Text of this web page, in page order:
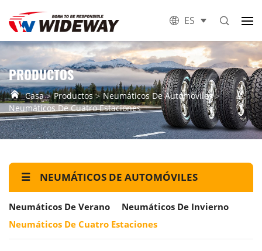
ES
PRODUCTOS
Casa Productos
Neumáticos De Automóviles
Neumáticos De Cuatro Estaciones
NEUMÁTICOS DE AUTOMÓVILES
Neumáticos De Verano
Neumáticos De Invierno
Neumáticos De Cuatro Estaciones